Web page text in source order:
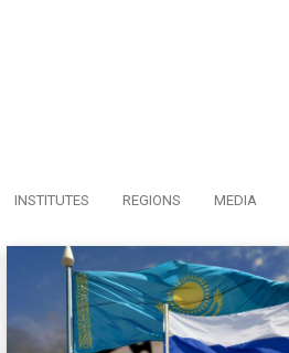
INSTITUTES REGIONS MEDIA